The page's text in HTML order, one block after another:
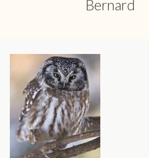
Bernard